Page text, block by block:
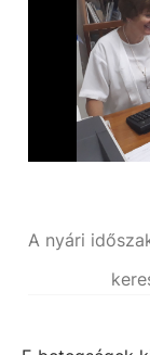
A nyári